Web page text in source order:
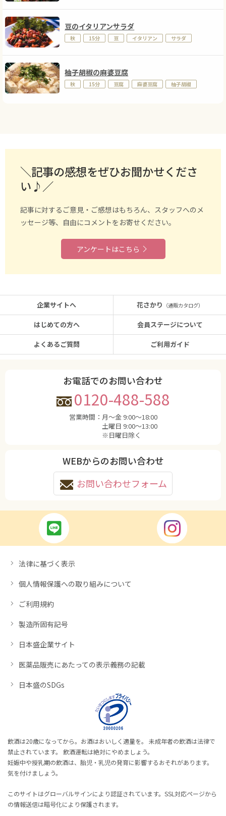
豆のイタリアンサラダ
秋 15分 豆 イタリアン サラダ
柚子胡椒の麻婆豆腐
秋 15分 豆腐 麻婆豆腐 柚子胡椒
＼記事の感想をぜひお聞かせくださ
い♪／
記事に対するご意見・ご感想はもちろん、スタッフへのメ
ッセージ等、自由にコメントをお寄せください。
アンケートはこちら
企業サイトへ
はじめての方へ
よくあるご質問
花さかり （通販カタログ）
会員ステージについて
ご利用ガイド
お電話でのお問い合わせ
0120-488-588
営業時間： 月〜金 9:00〜18:00
土曜日 9:00〜13:00
※日曜日除く
WEBからのお問い合わせ
お問い合わせフォーム
法律に基づく表示
個人情報保護への取り組みについて
ご利用規約
製造所固有記号
日本盛企業サイト
医薬品販売にあたっての表示義務の記載
日本盛のSDGs
飲酒は20歳になってから。お酒はおいしく適量を。 未成年者の飲酒は法律で
禁止されています。 飲酒運転は絶対にやめましょう。
妊娠中や授乳期の飲酒は、胎児・乳児の発育に影響するおそれがあります。
気を付けましょう。
このサイトはグローバルサインにより認証されています。SSL対応ページから
の情報送信は暗号化により保護されます。